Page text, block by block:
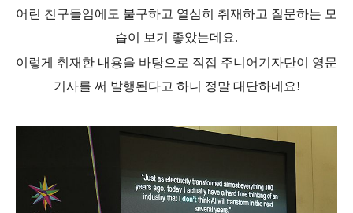
어린 친구들임에도 불구하고 열심히 취재하고 질문하는 모
습이 보기 좋았는데요.
이렇게 취재한 내용을 바탕으로 직접 주니어기자단이 영문
기사를 써 발행된다고 하니 정말 대단하네요!